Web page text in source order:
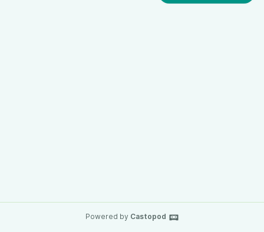
Powered by Castopod